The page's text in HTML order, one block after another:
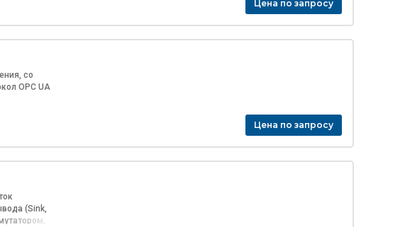
Цена по запросу
со
OPC UA
Цена по запросу
(Sink,